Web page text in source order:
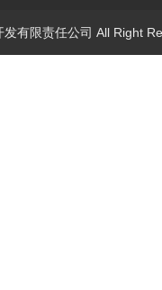
发有限责任公司 All Right